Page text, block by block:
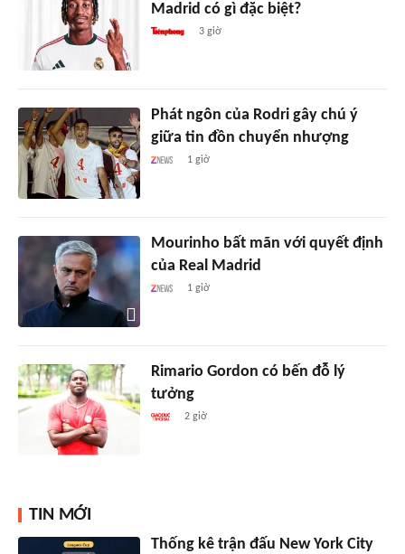
Madrid có gì đặc biệt?
3 giờ
Phát ngôn của Rodri gây chú ý
giữa tin đồn chuyển nhượng
1 giờ
Mourinho bất mãn với quyết định
của Real Madrid
1 giờ
Rimario Gordon có bến đỗ lý
tưởng
2 giờ
TIN MỚI
Thống kê trận đấu New York City